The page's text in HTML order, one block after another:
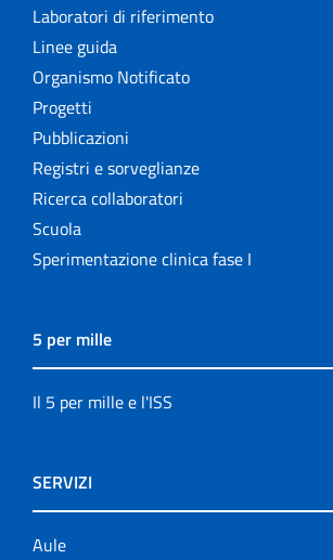
Laboratori di riferimento
Linee guida
Organismo Notificato
Progetti
Pubblicazioni
Registri e sorveglianze
Ricerca collaboratori
Scuola
Sperimentazione clinica fase I
5 per mille
Il 5 per mille e l'ISS
SERVIZI
Aule